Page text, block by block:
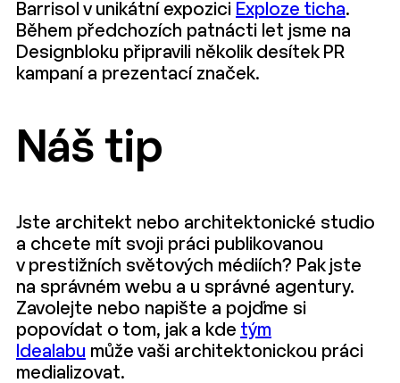
Barrisol v unikátní expozici Exploze ticha.
Během předchozích patnácti let jsme na
Designbloku připravili několik desítek PR
kampaní a prezentací značek.
Náš tip
Jste architekt nebo architektonické studio
a chcete mít svoji práci publikovanou
v prestižních světových médiích? Pak jste
na správném webu a u správné agentury.
Zavolejte nebo napište a pojďme si
popovídat o tom, jak a kde tým
Idealabu může vaši architektonickou práci
medializovat.